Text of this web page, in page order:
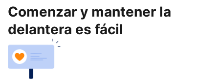
Comenzar y mantener la
delantera es fácil